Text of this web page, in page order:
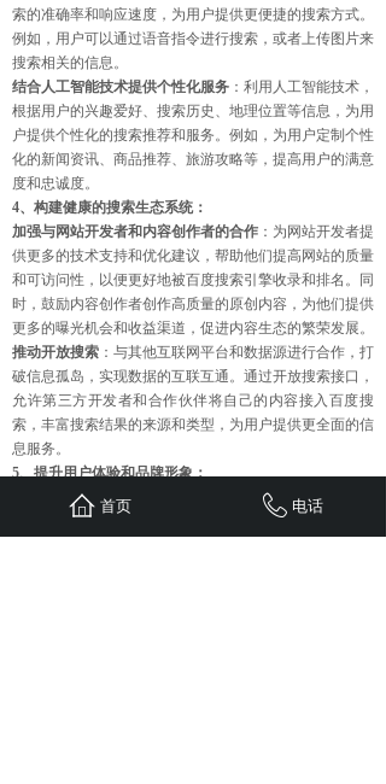
索的准确率和响应速度，为用户提供更便捷的搜索方式。
例如，用户可以通过语音指令进行搜索，或者上传图片来
搜索相关的信息。
结合人工智能技术提供个性化服务 ：利用人工智能技术，
根据用户的兴趣爱好、搜索历史、地理位置等信息，为用
户提供个性化的搜索推荐和服务。例如，为用户定制个性
化的新闻资讯、商品推荐、旅游攻略等，提高用户的满意
度和忠诚度。
4、构建健康的搜索生态系统：
加强与网站开发者和内容创作者的合作 ：为网站开发者提
供更多的技术支持和优化建议，帮助他们提高网站的质量
和可访问性，以便更好地被百度搜索引擎收录和排名。同
时，鼓励内容创作者创作高质量的原创内容，为他们提供
更多的曝光机会和收益渠道，促进内容生态的繁荣发展。
推动开放搜索 ：与其他互联网平台和数据源进行合作，打
破信息孤岛，实现数据的互联互通。通过开放搜索接口，
允许第三方开发者和合作伙伴将自己的内容接入百度搜
索，丰富搜索结果的来源和类型，为用户提供更全面的信
息服务。
5、提升用户体验和品牌形象：
简化搜索界面和操作流程
：不断优化搜索界面的设计，使
其更加简洁、直观、易用。减少不必要的广告和干扰信
首页 电话